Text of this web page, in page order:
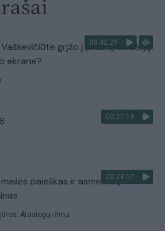
00:42:29
grįžo į praeitį: kodėl jų
ekrane?
00:21:19
00:23:57
paieškas ir asmeninių
jūros. Atostogų ritmu